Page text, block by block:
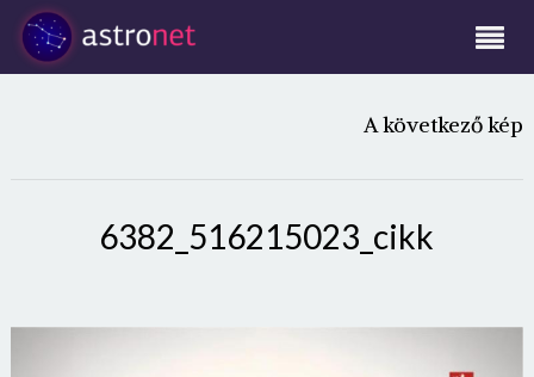
A következő kép
6382_516215023_cikk